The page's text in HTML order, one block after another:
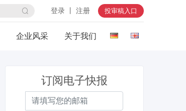
登录 丨 注册 投审稿入口
企业风采 关于我们
订阅电子快报